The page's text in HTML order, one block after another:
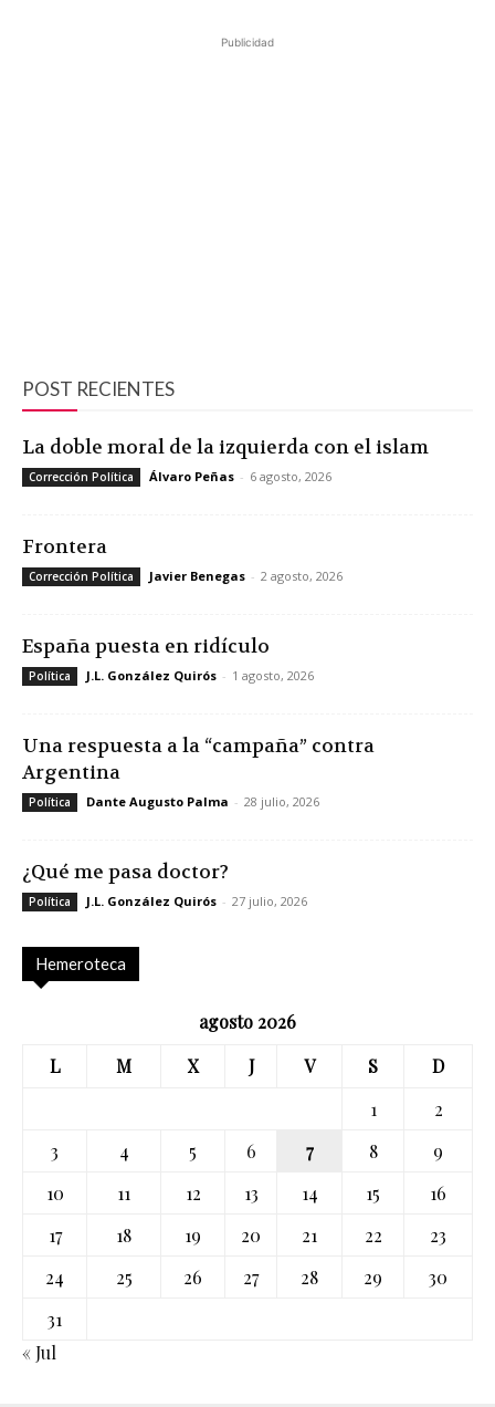
Publicidad
POST RECIENTES
La doble moral de la izquierda con el islam
Corrección Política Álvaro Peñas - 6 agosto, 2026
Frontera
Corrección Política Javier Benegas - 2 agosto, 2026
España puesta en ridículo
Política J.L. González Quirós - 1 agosto, 2026
Una respuesta a la “campaña” contra
Argentina
Política Dante Augusto Palma - 28 julio, 2026
¿Qué me pasa doctor?
Política J.L. González Quirós - 27 julio, 2026
Hemeroteca
agosto 2026
L
M X J V S
D
1
2
3
4 5 6 7 8
9
10
11 12 13 14 15
16
17
18 19 20 21 22
23
24
25 26 27 28 29
30
31
« Jul